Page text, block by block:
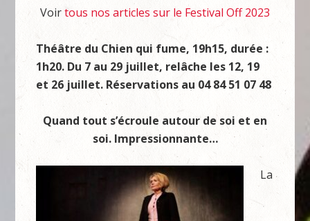
Voirtous nos articles sur le Festival Off 2023
Théâtre du Chien qui fume, 19h15, durée :
1h20. Du 7 au 29 juillet, relâche les 12, 19
et 26 juillet. Réservations au 04 84 51 07 48
Quand tout s’écroule autour de soi et en
soi. Impressionnante…
La